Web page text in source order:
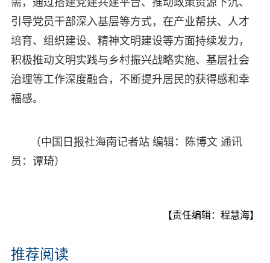
引导党员干部深入基层等方式，在产业帮扶、人才
培育、组织建设、精神文明建设等方面持续发力，
积极推动文明实践与乡村振兴战略实施、基层社会
治理等工作深度融合，不断提升居民的获得感和幸
福感。
（中国日报社海南记者站 编辑：陈博文 通讯
员：谭琦）
【责任编辑：程慧海】
推荐阅读